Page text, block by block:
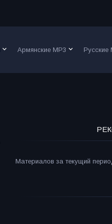
keyboard_arrow_down Армянские MP3 keyboard_arrow_down Русские
Материалов за текущий